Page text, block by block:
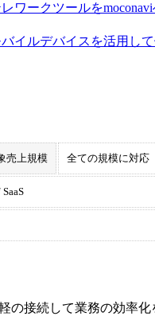
ワークツールを
イルデバイスを活用し
売上規模 全ての規模に対応
の接続して業務の効率化